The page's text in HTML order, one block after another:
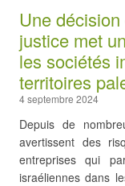
Une
justice met
les sociétés
territoires
4 septembre 2024
Depuis de
avertissent des
entreprises qui
israéliennes dans